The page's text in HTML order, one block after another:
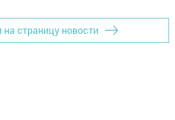
на страницу новости